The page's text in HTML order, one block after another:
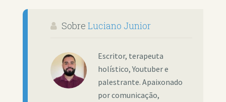
Sobre Luciano Junior
Escritor, terapeuta
holístico, Youtuber e
palestrante. Apaixonado
por comunicação,